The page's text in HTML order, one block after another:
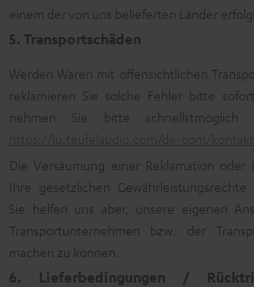
einem der von uns belieferten Länder
5. Transportschäden
Werden Waren mit offensichtlichen
reklamieren Sie solche Fehler bitte
nehmen Sie bitte
Die Versäumung einer Reklamation
Ihre gesetzlichen Gewährleistungsrechte
Sie helfen uns aber, unsere eigenen
Transportunternehmen bzw. der
machen zu können.
6. Lieferbedingungen /